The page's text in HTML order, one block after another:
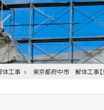
体工事 東京都府中市 解体工事【